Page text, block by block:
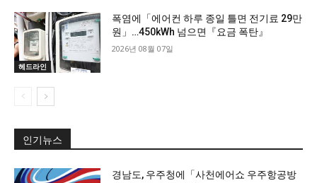
헤드라인
폭염에「에어컨 하루 종일 틀면 전기료 29만
원」…450kWh 넘으면『요금 폭탄』
2026년 08월 07일
인기뉴스
경남도, 우주청에「사천에어쇼 우주항공방